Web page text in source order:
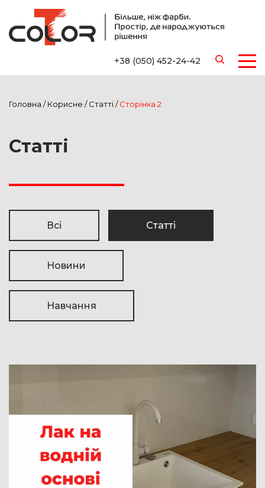
+38 (050) 452-24-42
Головна /Корисне /Статті/Сторінка 2
Статті
Статті
Новини
Навчання
Всі